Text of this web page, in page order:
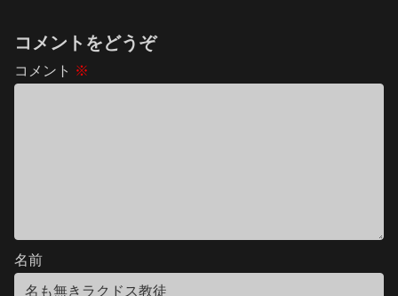
コメントをどうぞ
コメント ※
名前